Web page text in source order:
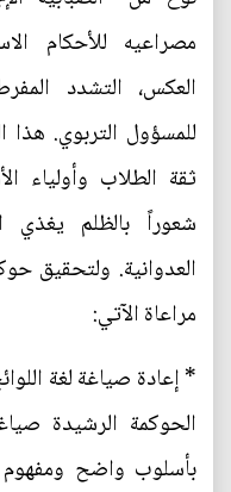
مصراعيه للأحكام
العكس، التشدد
للمسؤول التربوي. هذا
ثقة الطلاب وأولياء
شعوراً بالظلم يغذي
العدوانية. ولتحقيق
مراعاة الآتي:
* إعادة صياغة لغة
الحوكمة الرشيدة
بأسلوب واضح ومفهوم